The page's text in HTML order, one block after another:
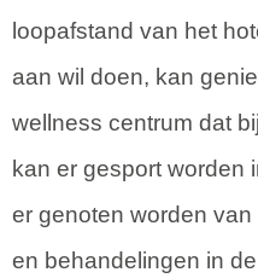
loopafstand van het
aan wil doen, kan
wellness centrum dat
kan er gesport worden
er genoten worden
en behandelingen in